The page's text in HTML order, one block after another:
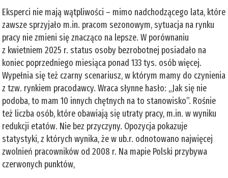
Eksperci nie mają wątpliwości – mimo nadchodzącego lata, które
zawsze sprzyjało m.in. pracom sezonowym, sytuacja na rynku
pracy nie zmieni się znacząco na lepsze. W porównaniu
z kwietniem 2025 r. status osoby bezrobotnej posiadało na
koniec poprzedniego miesiąca ponad 133 tys. osób więcej.
Wypełnia się też czarny scenariusz, w którym mamy do czynienia
z tzw. rynkiem pracodawcy. Wraca słynne hasło: „Jak się nie
podoba, to mam 10 innych chętnych na to stanowisko”. Rośnie
też liczba osób, które obawiają się utraty pracy, m.in. w wyniku
redukcji etatów. Nie bez przyczyny. Opozycja pokazuje
statystyki, z których wynika, że w ub.r. odnotowano najwięcej
zwolnień pracowników od 2008 r. Na mapie Polski przybywa
czerwonych punktów,